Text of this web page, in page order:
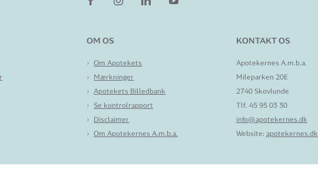
OM OS
Om Apotekets
Mærkninger
Apotekets Billedbank
Se kontrolrapport
Disclaimer
Om Apotekernes A.m.b.a.
KONTAKT OS
Apotekernes A.m.b.a.
Mileparken 20E
2740 Skovlunde
Tlf. 45 95 03 30
info@apotekernes.dk
Website: apotekernes.dk